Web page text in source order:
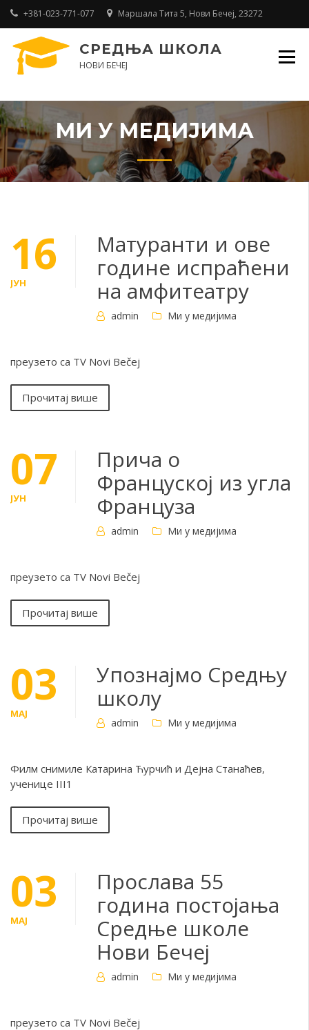
Skip
content
+381-023-771-077 Маршала Тита 5, Нови Бечеј, 23272
СРЕДЊА ШКОЛА
НОВИ БЕЧЕЈ
МИ У МЕДИЈИМА
16
ЈУН
Матуранти и ове
године испраћени
на амфитеатру
admin Ми у медијима
преузето са TV Novi Bečej
Прочитај више
07
ЈУН
Прича о
Француској из угла
Француза
admin Ми у медијима
преузето са TV Novi Bečej
Прочитај више
03
МАЈ
Упознајмо Средњу
школу
admin Ми у медијима
Филм снимиле Катарина Ћурчић и Дејна Станаћев,
ученице III1
Прочитај више
03
МАЈ
Прослава 55
година постојања
Средње школе
Нови Бечеј
admin Ми у медијима
преузето са TV Novi Bečej